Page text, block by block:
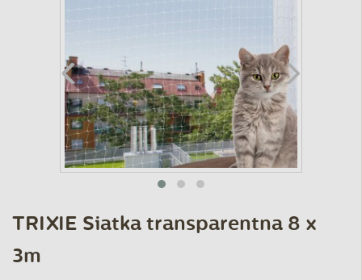
TRIXIE Siatka transparentna 8 x
3m